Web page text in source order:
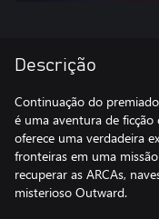
Descrição
Continuação do
é uma aventura de
oferece uma verdadeira
fronteiras em uma
recuperar as ARCAs,
misterioso Outward.